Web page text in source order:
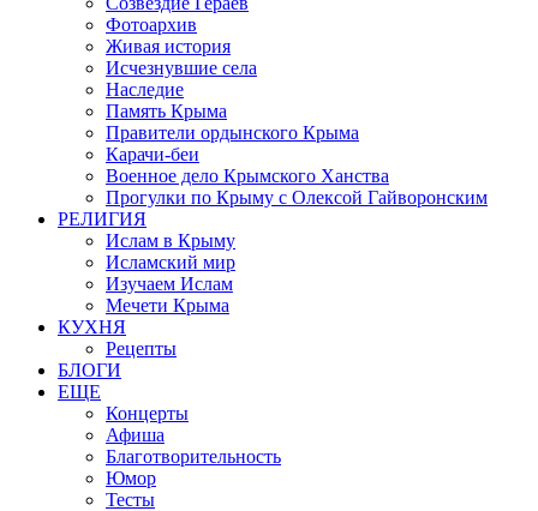
Фотоархив
Живая история
Исчезнувшие села
Наследие
Память Крыма
Правители ордынского Крыма
Карачи-беи
Военное дело Крымского Ханства
Прогулки по Крыму с Олексой Гайворонским
РЕЛИГИЯ
Ислам в Крыму
Исламский мир
Изучаем Ислам
Мечети Крыма
КУХНЯ
Рецепты
БЛОГИ
ЕЩЕ
Концерты
Афиша
Благотворительность
Юмор
Тесты